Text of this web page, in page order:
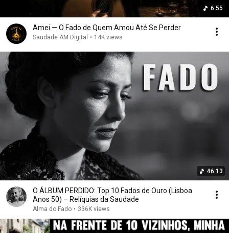
6:55
Amei — O Fado de Quem Amou Até Se Perder
Saudade AM Digital • 14K views
46:13
O ÁLBUM PERDIDO: Top 10 Fados de Ouro (Lisboa
Anos 50) – Relíquias da Saudade
Alma do Fado • 336K views